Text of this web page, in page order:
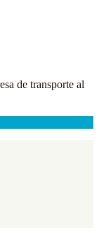
de transporte al